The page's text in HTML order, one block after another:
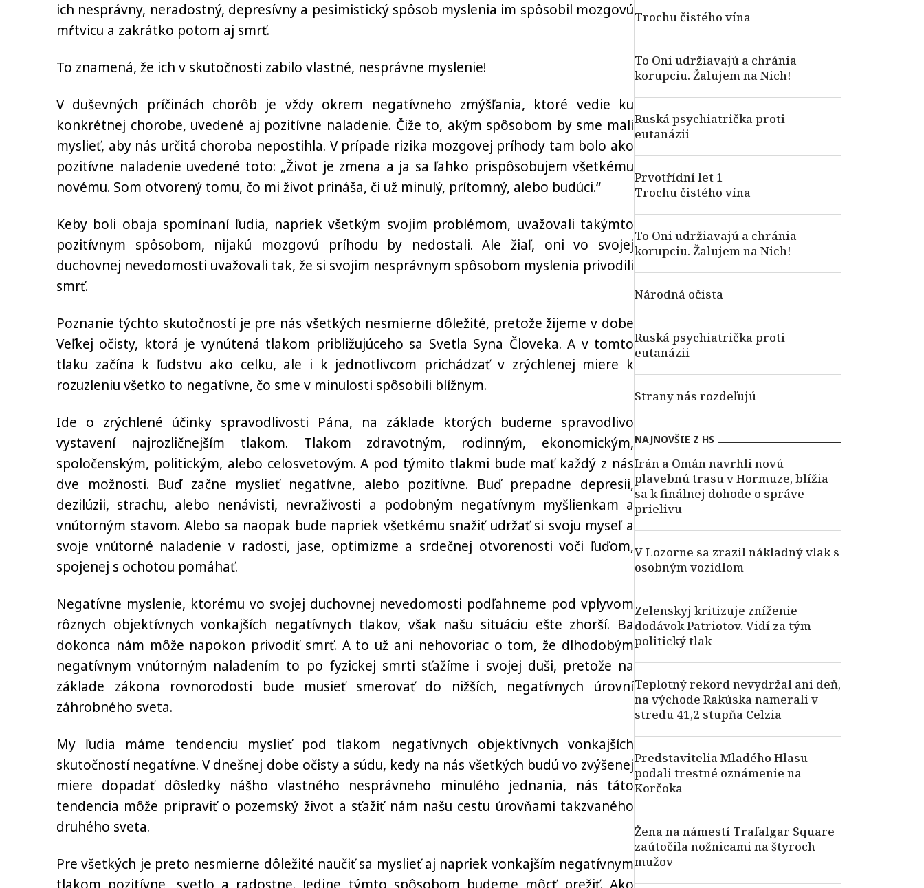
ich nesprávny, neradostný, depresívny a pesimistický spôsob myslenia im spôsobil mozgovú
mŕtvicu a zakrátko potom aj smrť.
To znamená, že ich v skutočnosti zabilo vlastné, nesprávne myslenie!
V duševných príčinách chorôb je vždy okrem negatívneho zmýšľania, ktoré vedie ku
konkrétnej chorobe, uvedené aj pozitívne naladenie. Čiže to, akým spôsobom by sme mali
myslieť, aby nás určitá choroba nepostihla. V prípade rizika mozgovej príhody tam bolo ako
pozitívne naladenie uvedené toto: „Život je zmena a ja sa ľahko prispôsobujem všetkému
novému. Som otvorený tomu, čo mi život prináša, či už minulý, prítomný, alebo budúci.“
Keby boli obaja spomínaní ľudia, napriek všetkým svojim problémom, uvažovali takýmto
pozitívnym spôsobom, nijakú mozgovú príhodu by nedostali. Ale žiaľ, oni vo svojej
duchovnej nevedomosti uvažovali tak, že si svojim nesprávnym spôsobom myslenia privodili
smrť.
Poznanie týchto skutočností je pre nás všetkých nesmierne dôležité, pretože žijeme v dobe
Veľkej očisty, ktorá je vynútená tlakom približujúceho sa Svetla Syna Človeka. A v tomto
tlaku začína k ľudstvu ako celku, ale i k jednotlivcom prichádzať v zrýchlenej miere k
rozuzleniu všetko to negatívne, čo sme v minulosti spôsobili blížnym.
Ide o zrýchlené účinky spravodlivosti Pána, na základe ktorých budeme spravodlivo
vystavení najrozličnejším tlakom. Tlakom zdravotným, rodinným, ekonomickým,
spoločenským, politickým, alebo celosvetovým. A pod týmito tlakmi bude mať každý z nás
dve možnosti. Buď začne myslieť negatívne, alebo pozitívne. Buď prepadne depresii,
dezilúzii, strachu, alebo nenávisti, nevraživosti a podobným negatívnym myšlienkam a
vnútorným stavom. Alebo sa naopak bude napriek všetkému snažiť udržať si svoju myseľ a
svoje vnútorné naladenie v radosti, jase, optimizme a srdečnej otvorenosti voči ľuďom,
spojenej s ochotou pomáhať.
Negatívne myslenie, ktorému vo svojej duchovnej nevedomosti podľahneme pod vplyvom
rôznych objektívnych vonkajších negatívnych tlakov, však našu situáciu ešte zhorší. Ba
dokonca nám môže napokon privodiť smrť. A to už ani nehovoriac o tom, že dlhodobým
negatívnym vnútorným naladením to po fyzickej smrti sťažíme i svojej duši, pretože na
základe zákona rovnorodosti bude musieť smerovať do nižších, negatívnych úrovní
záhrobného sveta.
My ľudia máme tendenciu myslieť pod tlakom negatívnych objektívnych vonkajších
skutočností negatívne. V dnešnej dobe očisty a súdu, kedy na nás všetkých budú vo zvýšenej
miere dopadať dôsledky nášho vlastného nesprávneho minulého jednania, nás táto
tendencia môže pripraviť o pozemský život a sťažiť nám našu cestu úrovňami takzvaného
druhého sveta.
Pre všetkých je preto nesmierne dôležité naučiť sa myslieť aj napriek vonkajším negatívnym
Trochu čistého vína
To Oni udržiavajú a chránia
korupciu. Žalujem na Nich!
Ruská psychiatrička proti
eutanázii
Prvotřídní let 1
Trochu čistého vína
To Oni udržiavajú a chránia
korupciu. Žalujem na Nich!
Národná očista
Ruská psychiatrička proti
eutanázii
Strany nás rozdeľujú
NAJNOVŠIE Z HS
Irán a Omán navrhli novú
plavebnú trasu v Hormuze, blížia
sa k finálnej dohode o správe
prielivu
V Lozorne sa zrazil nákladný vlak s
osobným vozidlom
Zelenskyj kritizuje zníženie
dodávok Patriotov. Vidí za tým
politický tlak
Teplotný rekord nevydržal ani deň,
na východe Rakúska namerali v
stredu 41,2 stupňa Celzia
Predstavitelia Mladého Hlasu
podali trestné oznámenie na
Korčoka
Žena na námestí Trafalgar Square
zaútočila nožnicami na štyroch
mužov